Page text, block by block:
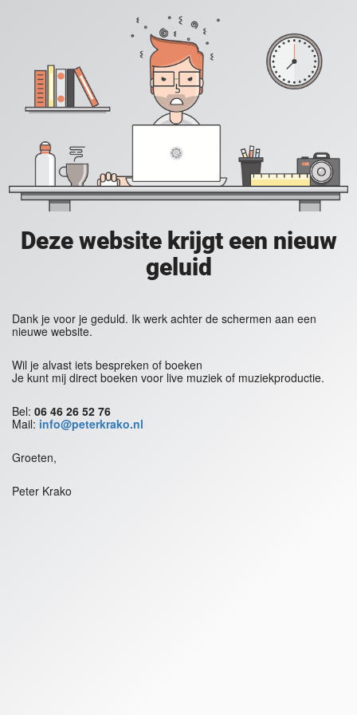
Deze website krijgt een nieuw
geluid
Dank je voor je geduld. Ik werk achter de schermen aan een
nieuwe website.
Wil je alvast iets bespreken of boeken
Je kunt mij direct boeken voor live muziek of muziekproductie.
Bel: 06 46 26 52 76
Mail: info@peterkrako.nl
Groeten,
Peter Krako